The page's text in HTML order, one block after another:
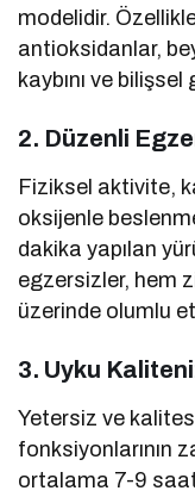
modelidir.
antioksidanlar,
kaybını ve
2. Düzenli
Fiziksel aktivite,
oksijenle
dakika yapılan
egzersizler, hem
üzerinde olumlu
3. Uyku
Yetersiz ve
fonksiyonlarının
ortalama 7-9 saat